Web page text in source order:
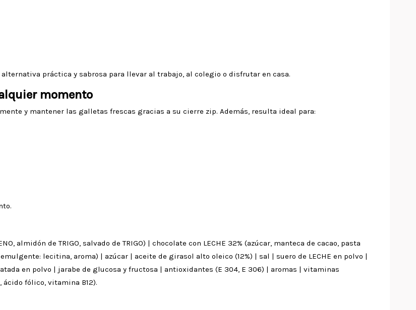
práctica y sabrosa para llevar al trabajo, al colegio o disfrutar en casa.
momento
y mantener las galletas frescas gracias a su cierre zip. Además, resulta ideal para:
almidón de TRIGO, salvado de TRIGO) | chocolate con LECHE 32% (azúcar, manteca de cacao, pasta
emulgente: lecitina, aroma) | azúcar | aceite de girasol alto oleico (12%) | sal | suero de LECHE en polvo |
en polvo | jarabe de glucosa y fructosa | antioxidantes (E 304, E 306) | aromas | vitaminas
fólico, vitamina B12).